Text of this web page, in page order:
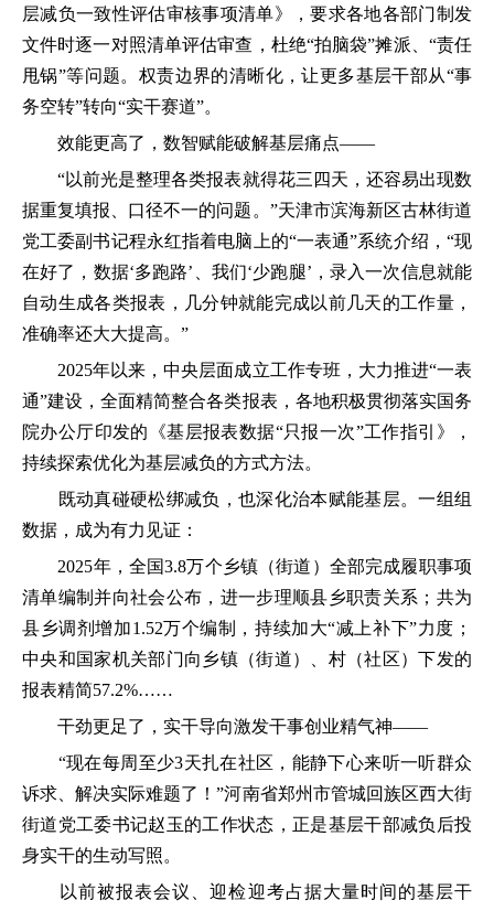
层减负一致性评估审核事项清单》，要求各地各部门制发
文件时逐一对照清单评估审查，杜绝“拍脑袋”摊派、“责任
甩锅”等问题。权责边界的清晰化，让更多基层干部从“事
务空转”转向“实干赛道”。
效能更高了，数智赋能破解基层痛点——
“以前光是整理各类报表就得花三四天，还容易出现数
据重复填报、口径不一的问题。”天津市滨海新区古林街道
党工委副书记程永红指着电脑上的“一表通”系统介绍，“现
在好了，数据‘多跑路’、我们‘少跑腿’，录入一次信息就能
自动生成各类报表，几分钟就能完成以前几天的工作量，
准确率还大大提高。”
2025年以来，中央层面成立工作专班，大力推进“一表
通”建设，全面精简整合各类报表，各地积极贯彻落实国务
院办公厅印发的《基层报表数据“只报一次”工作指引》，
持续探索优化为基层减负的方式方法。
既动真碰硬松绑减负，也深化治本赋能基层。一组组
数据，成为有力见证：
2025年，全国3.8万个乡镇（街道）全部完成履职事项
清单编制并向社会公布，进一步理顺县乡职责关系；共为
县乡调剂增加1.52万个编制，持续加大“减上补下”力度；
中央和国家机关部门向乡镇（街道）、村（社区）下发的
报表精简57.2%……
干劲更足了，实干导向激发干事创业精气神——
“现在每周至少3天扎在社区，能静下心来听一听群众
诉求、解决实际难题了！”河南省郑州市管城回族区西大街
街道党工委书记赵玉的工作状态，正是基层干部减负后投
身实干的生动写照。
以前被报表会议、迎检迎考占据大量时间的基层干